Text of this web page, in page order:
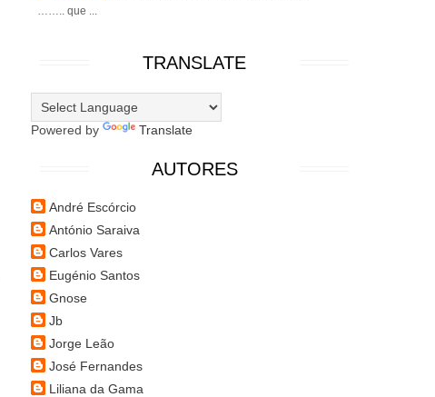
…….. que ...
TRANSLATE
Powered by Translate
AUTORES
André Escórcio
António Saraiva
Carlos Vares
Eugénio Santos
Gnose
Jb
Jorge Leão
José Fernandes
Liliana da Gama